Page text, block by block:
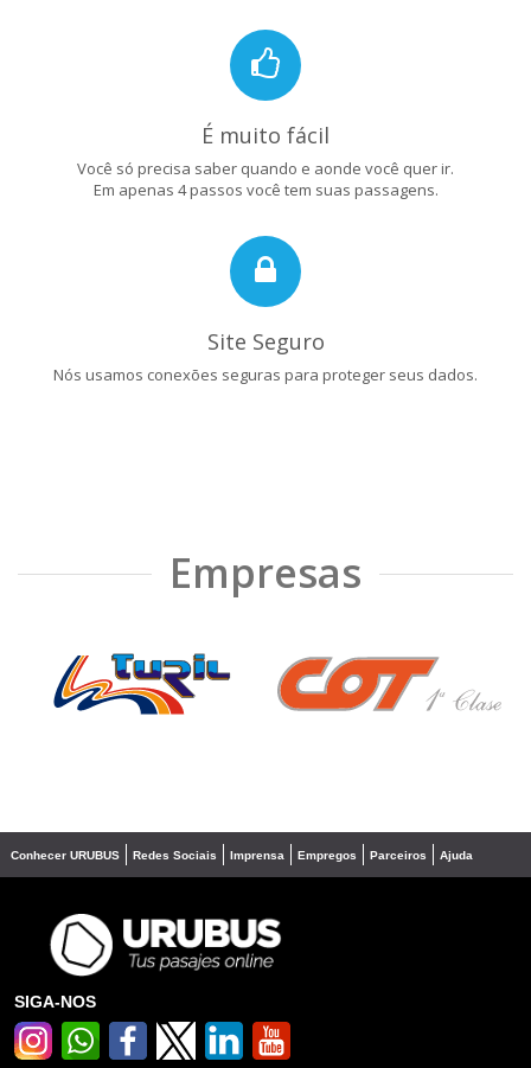
É muito fácil
Você só precisa saber quando e aonde você quer ir.
Em apenas 4 passos você tem suas passagens.
Site Seguro
Nós usamos conexões seguras para proteger seus dados.
Empresas
❮ ❯
Conhecer URUBUS Redes Sociais Imprensa Empregos Parceiros Ajuda
SIGA-NOS